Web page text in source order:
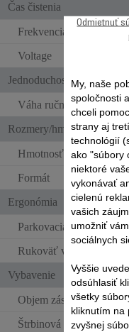
Čas čistenia
Frekvencia
Voltage
Jednoduchosť používania
Váha ručného vysávača
Rozmery/hmotnosť
Hmotnosť
Formát
Ergonómia
Parkovacia poloha
Rukoväť v tvare oka
Vybavenie
Objem zásobníka na
Štrbinová hubica
My, naše
spoločnosti
chceli
strany aj
technológií
ako "súbory
niektoré
vykonávať
cielenú
vašich
umožniť
sociálnych
Vyššie
odsúhlasiť
všetky
kliknutím na
zvyšnej
Odmietnuť